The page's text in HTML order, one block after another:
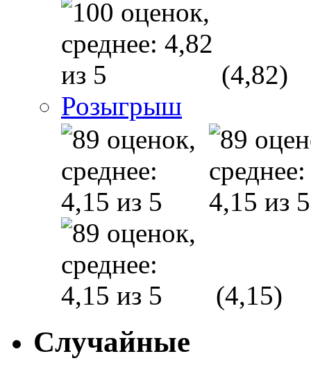
(4,82)
Розыгрыш
(4,15)
Случайные